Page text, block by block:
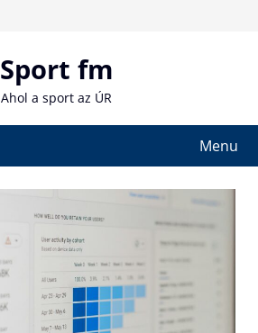
Sport fm
Ahol a sport az ÚR
Menu